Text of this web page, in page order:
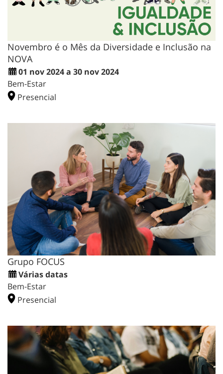
Novembro é o Mês da Diversidade e Inclusão na
NOVA
01 nov 2024 a 30 nov 2024
Bem-Estar
Presencial
Grupo FOCUS
Várias datas
Bem-Estar
Presencial